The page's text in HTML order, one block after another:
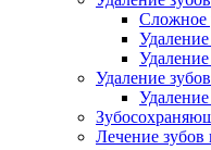
Сложное
Удаление
Лечение